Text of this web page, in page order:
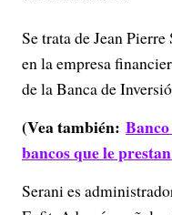
Se trata de Jean
en la empresa
de la Banca de
(Vea también:
bancos que le
Serani es